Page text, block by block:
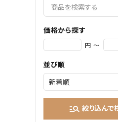
価格から探す
円 ～
並び順
manage_search 絞り込んで